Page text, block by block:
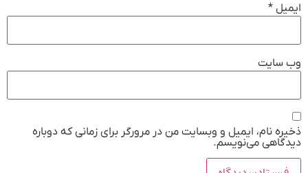
ایمیل *
وب‌ سایت
ذخیره نام، ایمیل و وبسایت من در مرورگر برای زمانی که دوباره
دیدگاهی می‌نویسم.